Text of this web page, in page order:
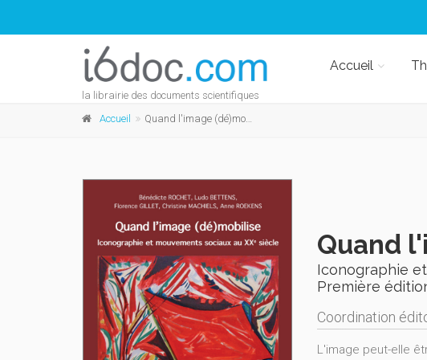
la librairie des documents scientifiques
Accueil
Accueil Quand l'image (dé)mobilise
Quand
Iconographie
Première
Coordination
L'image peut-elle